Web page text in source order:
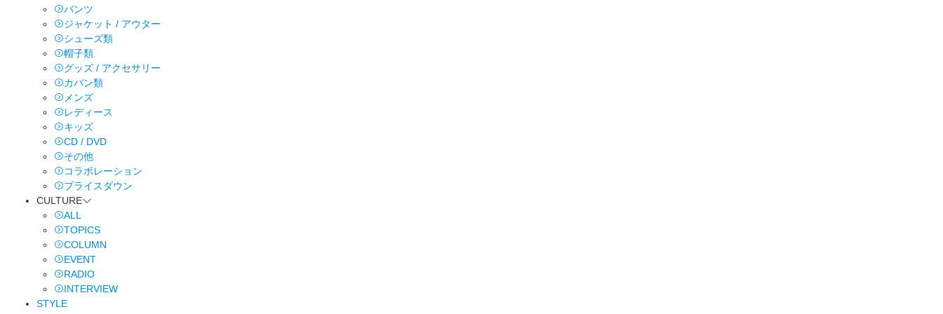
パンツ
ジャケット / アウター
シューズ類
帽子類
グッズ / アクセサリー
カバン類
メンズ
レディース
キッズ
CD / DVD
その他
コラボレーション
プライスダウン
CULTURE
ALL
TOPICS
COLUMN
EVENT
RADIO
INTERVIEW
STYLE